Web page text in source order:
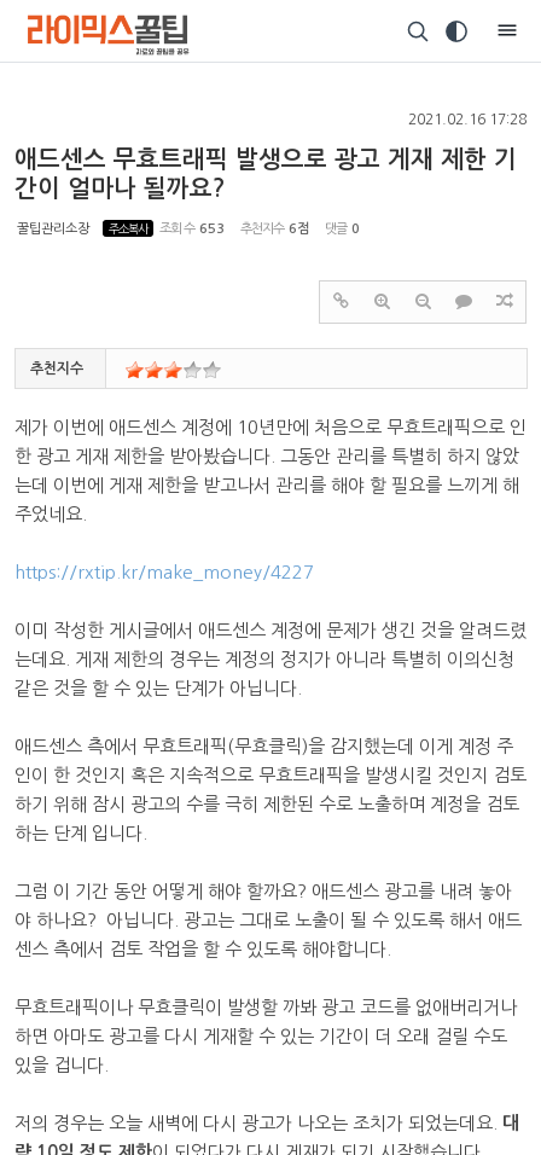
2021.02.16 17:28
애드센스 무효트래픽 발생으로 광고 게재 제한 기
간이 얼마나 될까요?
꿀팁관리소장 주소복사 조회 수 653 추천지수 6점 댓글 0
추천지수
제가 이번에 애드센스 계정에 10년만에 처음으로 무효트래픽으로 인
한 광고 게재 제한을 받아봤습니다. 그동안 관리를 특별히 하지 않았
는데 이번에 게재 제한을 받고나서 관리를 해야 할 필요를 느끼게 해
주었네요.
https://rxtip.kr/make_money/4227
이미 작성한 게시글에서 애드센스 계정에 문제가 생긴 것을 알려드렸
는데요. 게재 제한의 경우는 계정의 정지가 아니라 특별히 이의신청
같은 것을 할 수 있는 단계가 아닙니다.
애드센스 측에서 무효트래픽(무효클릭)을 감지했는데 이게 계정 주
인이 한 것인지 혹은 지속적으로 무효트래픽을 발생시킬 것인지 검토
하기 위해 잠시 광고의 수를 극히 제한된 수로 노출하며 계정을 검토
하는 단계 입니다.
그럼 이 기간 동안 어떻게 해야 할까요? 애드센스 광고를 내려 놓아
야 하나요? 아닙니다. 광고는 그대로 노출이 될 수 있도록 해서 애드
센스 측에서 검토 작업을 할 수 있도록 해야합니다.
무효트래픽이나 무효클릭이 발생할 까봐 광고 코드를 없애버리거나
하면 아마도 광고를 다시 게재할 수 있는 기간이 더 오래 걸릴 수도
있을 겁니다.
저의 경우는 오늘 새벽에 다시 광고가 나오는 조치가 되었는데요. 대
Sketchbook5, 스케치북5
Sketchbook5, 스케치북5